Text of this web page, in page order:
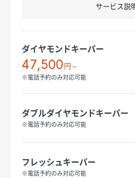
サービス説
ダイヤモンドキーパー
47,500円～
※電話予約のみ対応可能
ダブルダイヤモンドキーパー
※電話予約のみ対応可能
フレッシュキーパー
※電話予約のみ対応可能